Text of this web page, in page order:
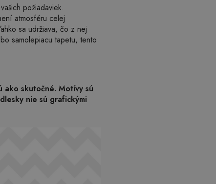
požiadaviek.
atmosféru celej
sa udržiava, čo z nej
samolepiacu tapetu, tento
skutočné. Motívy sú
nie sú grafickými